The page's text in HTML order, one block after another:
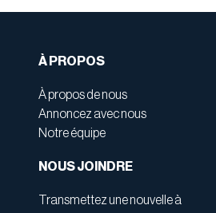
À PROPOS
À propos de nous
Annoncez avec nous
Notre équipe
NOUS JOINDRE
Transmettez une nouvelle à